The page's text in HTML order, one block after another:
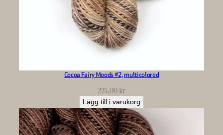
Cocoa Fairy Moods #2, multicolored
225,00kr
Lägg till i varukorg